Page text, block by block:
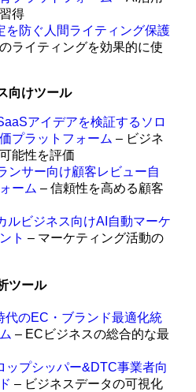
得
を防ぐ人間ライティング保護
ライティングを効果的に使
向けツール
アイデアを検証するソロ
プラットフォーム – ビジネ
能性を評価
ンサー向け顧客レビュー自
ーム – 信頼性を高める顧客
ルビジネス向けAI自動マーケ
ト – マーケティング活動の
ツール
代のEC・ブランド最適化統
– ECビジネスの総合的な最
ップシッパー&DTC事業者向
– ビジネスデータの可視化